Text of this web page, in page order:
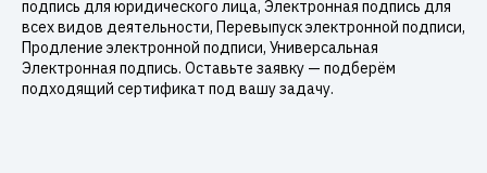
подпись для юридического лица, Электронная подпись для
всех видов деятельности, Перевыпуск электронной подписи,
Продление электронной подписи, Универсальная
Электронная подпись. Оставьте заявку — подберём
подходящий сертификат под вашу задачу.